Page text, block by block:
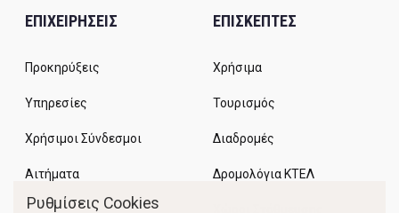
ΕΠΙΧΕΙΡΗΣΕΙΣ
Προκηρύξεις
Υπηρεσίες
Χρήσιμοι Σύνδεσμοι
Αιτήματα
ΕΠΙΣΚΕΠΤΕΣ
Χρήσιμα
Τουρισμός
Διαδρομές
Δρομολόγια ΚΤΕΛ
Ρυθμίσεις Cookies